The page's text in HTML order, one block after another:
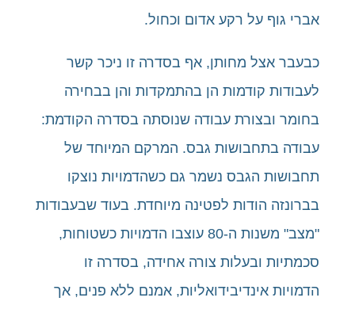
אברי גוף על רקע אדום וכחול.
כבעבר אצל מחותן, אף בסדרה זו ניכר קשר
לעבודות קודמות הן בהתמקדות והן בבחירה
בחומר ובצורת עבודה שנוסתה בסדרה הקודמת:
עבודה בתחבושות גבס. המרקם המיוחד של
תחבושות הגבס נשמר גם כשהדמויות נוצקו
בברונזה הודות לפטינה מיוחדת. בעוד שבעבודות
"מצב" משנות ה-80 עוצבו הדמויות כשטוחות,
סכמתיות ובעלות צורה אחידה, בסדרה זו
הדמויות אינדיבידואליות, אמנם ללא פנים, אך